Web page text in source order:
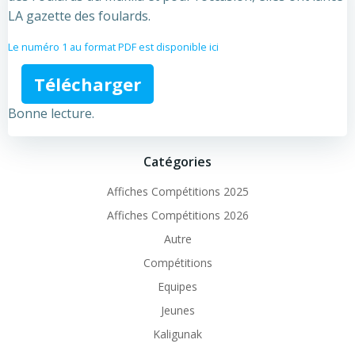
LA gazette des foulards.
Le numéro 1 au format PDF est disponible ici
Télécharger
Bonne lecture.
Catégories
Affiches Compétitions 2025
Affiches Compétitions 2026
Autre
Compétitions
Equipes
Jeunes
Kaligunak